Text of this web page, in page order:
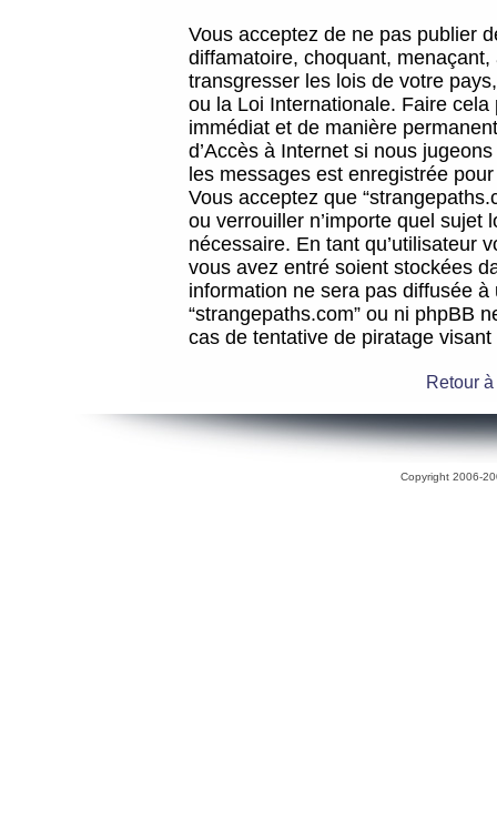
Vous acceptez de ne pas publier
diffamatoire, choquant,
transgresser les lois de votre
ou la Loi Internationale. Faire
immédiat et de manière
d’Accès à Internet si nous
les messages est enregistrée
Vous acceptez que
ou verrouiller n’importe quel sujet
nécessaire. En tant qu’utilisateur
vous avez entré soient stockées
information ne sera pas diffusée
“strangepaths.com” ou ni phpBB
cas de tentative de piratage
Retour
Copyright 2006-